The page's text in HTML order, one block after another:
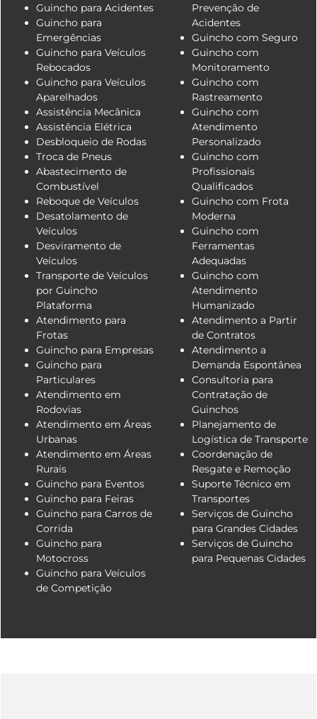
Guincho para Acidentes
Guincho para
Emergências
Guincho para Veículos
Rebocados
Guincho para Veículos
Aparelhados
Assistência Mecânica
Assistência Elétrica
Desbloqueio de Rodas
Troca de Pneus
Abastecimento de
Combustível
Reboque de Veículos
Desatolamento de
Veículos
Desviramento de
Veículos
Transporte de Veículos
por Guincho
Plataforma
Atendimento para
Frotas
Guincho para Empresas
Guincho para
Particulares
Atendimento em
Rodovias
Atendimento em Áreas
Urbanas
Atendimento em Áreas
Rurais
Guincho para Eventos
Guincho para Feiras
Guincho para Carros de
Corrida
Guincho para
Motocross
Guincho para Veículos
de Competição
Prevenção de
Acidentes
Guincho com Seguro
Guincho com
Monitoramento
Guincho com
Rastreamento
Guincho com
Atendimento
Personalizado
Guincho com
Profissionais
Qualificados
Guincho com Frota
Moderna
Guincho com
Ferramentas
Adequadas
Guincho com
Atendimento
Humanizado
Atendimento a Partir
de Contratos
Atendimento a
Demanda Espontânea
Consultoria para
Contratação de
Guinchos
Planejamento de
Logística de Transporte
Coordenação de
Resgate e Remoção
Suporte Técnico em
Transportes
Serviços de Guincho
para Grandes Cidades
Serviços de Guincho
para Pequenas Cidades